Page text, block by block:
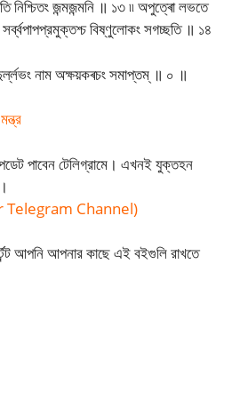
নিশ্চিতং জন্মজন্মনি ॥ ১৩ ৷৷ অপুত্ৰো লভতে
বিষ্ণুলোকং সগচ্ছতি ॥ ১৪
নাম অক্ষয়কৰচং সমাপ্তম্ ॥ ০ ॥
পাবেন টেলিগ্রামে। এখনই যুক্তহন
Telegram Channel)
আপনি আপনার কাছে এই বইগুলি রাখতে